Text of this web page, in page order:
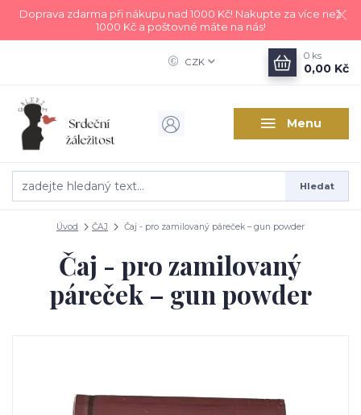
Doprava zdarma při nákupu nad 1000 Kč! Nakupte za více než
1000 Kč a poštovné máte na nás!
Menu
CZK
Hledat
0 ks
0,00 Kč
Úvod ČAJ Čaj - pro zamilovaný páreček – gun powder
Čaj - pro zamilovaný
páreček – gun powder